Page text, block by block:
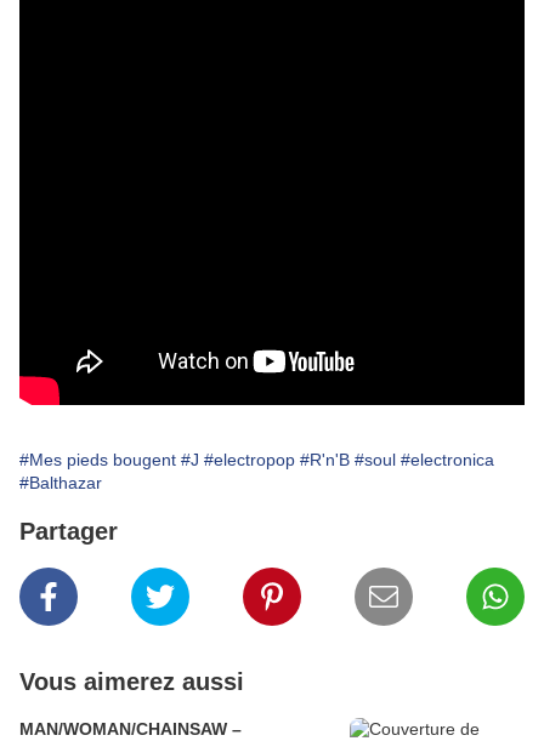
#Mes pieds bougent #J #electropop #R'n'B #soul #electronica
#Balthazar
Partager
Vous aimerez aussi
MAN/WOMAN/CHAINSAW –